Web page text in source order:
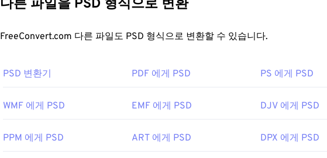
프로그램으로는Adobe Illustrator와 AdobePhotoshop
Draw,Blender에서도 EPS를 지원합니다.
EPS는 AI, JPEG( EPS를 JPG로 변환 ), PNG, GIF, TIFF, SVG, PDF 등 다양한 파
Adobe 애플리케이션, 특히 Illustrator, Photoshop,
입니다. Adobe가
나 그래픽 디자인의 개별 구성 요소를 세밀하게 편집할 수 있습니다. 하지만 PSD
PSD 파일을 여는 데 가장 많이 사용되는 프로그램은 Adobe Photoshop입니다.
PSD 파일은 크기가 커서 전송, 저장 또는 공유가 쉽지 않습니다. 이를 해결하기
터를 압축할 수 있는 파일 형식으로 변환되는 경우가 많습니다. 대부분의 경우
다른 파일을 PSD 형식으로 변환
FreeConvert.com 다른 파일도 PSD 형식으로 변환할 수 있습니다.
PSD 변환기 PDF 에게 PSD PS 에게 PSD
WMF 에게 PSD EMF 에게 PSD DJV 에게 PSD
PPM 에게 PSD ART 에게 PSD DPX 에게 PSD